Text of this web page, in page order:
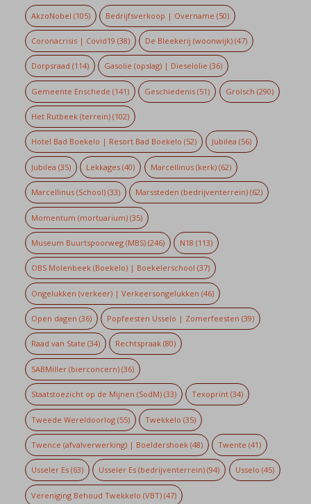
AkzoNobel (105) Bedrijfsverkoop | Overname (50)
Coronacrisis | Covid19 (38) De Bleekerij (woonwijk) (47)
Dorpsraad (114) Gasolie (opslag) | Dieselolie (36)
Gemeente Enschede (141) Geschiedenis (51) Grolsch (290)
Het Rutbeek (terrein)(102)
Hotel Bad Boekelo | Resort Bad Boekelo (52) Jubilea (56)
Jubilea (35) Lekkages (40) Marcellinus (kerk)(62)
Marcellinus (School)(33) Marssteden (bedrijventerrein) (62)
Momentum (mortuarium)(35)
Museum Buurtspoorweg (MBS)(246) N18 (113)
OBS Molenbeek (Boekelo) | Boekelerschool (37)
Ongelukken (verkeer) | Verkeersongelukken (46)
Open dagen (36) Popfeesten Usselo | Zomerfeesten (39)
Raad van State (34) Rechtspraak (80)
SABMiller (bierconcern)(36)
Staatstoezicht op de Mijnen (SodM)(33) Texoprint (34)
Tweede Wereldoorlog(55) Twekkelo (35)
Twence (afvalverwerking) | Boeldershoek(48) Twente (41)
Usseler Es(63) Usseler Es (bedrijventerrein) (94) Usselo (45)
Vereniging Behoud Twekkelo (VBT)(47)